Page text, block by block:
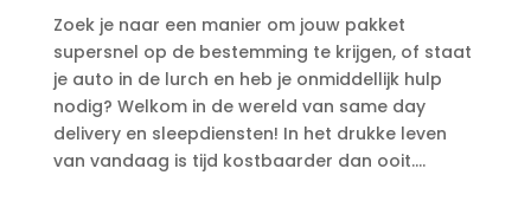
Zoek je naar een manier om jouw pakket
supersnel op de bestemming te krijgen, of staat
je auto in de lurch en heb je onmiddellijk hulp
nodig? Welkom in de wereld van same day
delivery en sleepdiensten! In het drukke leven
van vandaag is tijd kostbaarder dan ooit.​...